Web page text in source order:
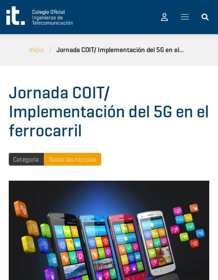
Pasar al contenido principal
Inicio Jornada COIT/ Implementación del 5G en el...
Jornada COIT/
Implementación del 5G en el
ferrocarril
Categoría Todas las noticias